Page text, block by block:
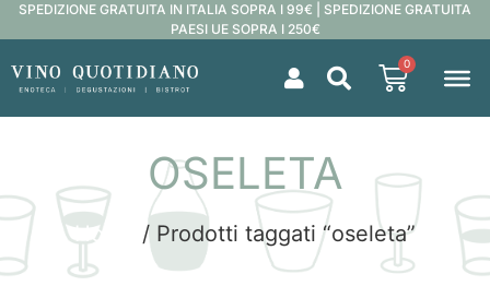
SPEDIZIONE GRATUITA IN ITALIA SOPRA I 99€ | SPEDIZIONE GRATUITA
PAESI UE SOPRA I 250€
0
OSELETA
Home / Prodotti taggati “oseleta”